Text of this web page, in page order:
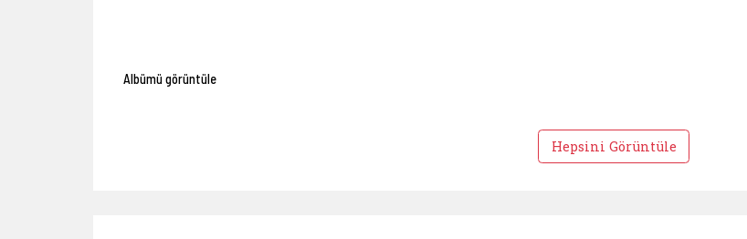
Albümü görüntüle
Hepsini Görüntüle